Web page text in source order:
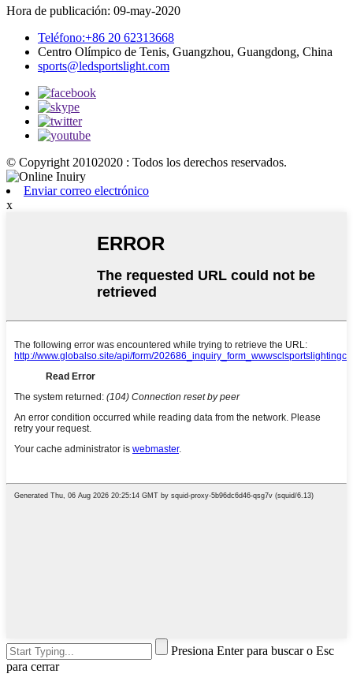
Hora de publicación: 09-may-2020
Teléfono:+86 20 62313668
Centro Olímpico de Tenis, Guangzhou, Guangdong, China
sports@ledsportslight.com
© Copyright 20102020 : Todos los derechos reservados.
Enviar correo electrónico
x
Presiona Enter para buscar o Esc
para cerrar